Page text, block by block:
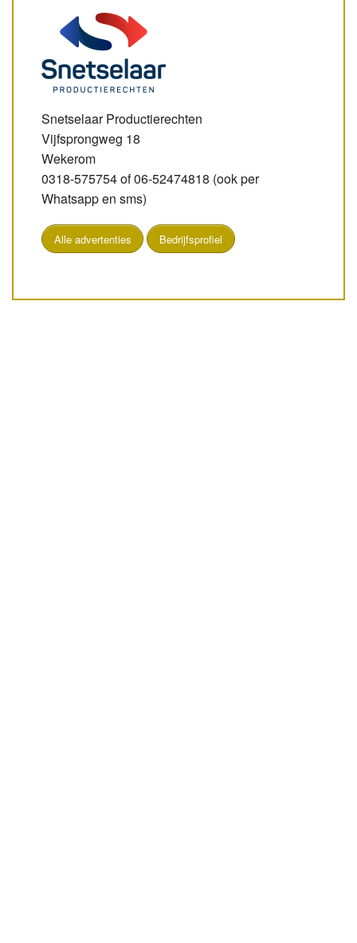
Snetselaar Productierechten
Vijfsprongweg 18
Wekerom
0318-575754 of 06-52474818 (ook per
Whatsapp en sms)
Alle advertenties Bedrijfsprofiel